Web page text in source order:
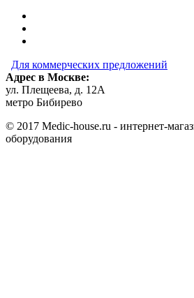
Для коммерческих предложений
Адрес в Москве:
ул. Плещеева, д. 12А
метро Бибирево
© 2017 Medic-house.ru - интернет-
оборудования